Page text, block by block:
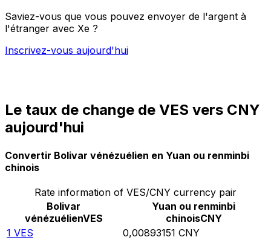
Saviez-vous que vous pouvez envoyer de l'argent à
l'étranger avec Xe ?
Inscrivez-vous aujourd'hui
Le taux de change de VES vers CNY
aujourd'hui
Convertir Bolivar vénézuélien en Yuan ou renminbi
chinois
Rate information of VES/CNY currency pair
Bolivar
vénézuélienVES
Yuan ou renminbi
chinoisCNY
1 VES 0,00893151 CNY